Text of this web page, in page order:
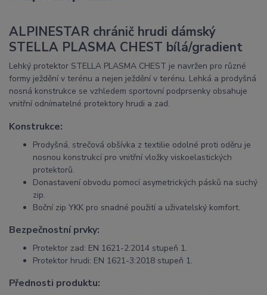
ALPINESTAR chránič hrudi dámský
STELLA PLASMA CHEST bílá/gradient
Lehký protektor STELLA PLASMA CHEST je navržen pro různé
formy ježdění v terénu a nejen ježdění v terénu. Lehká a prodyšná
nosná konstrukce se vzhledem sportovní podprsenky obsahuje
vnitřní odnímatelné protektory hrudi a zad.
Konstrukce:
Prodyšná, strečová obšívka z textilie odolné proti oděru je
nosnou konstrukcí pro vnitřní vložky viskoelastických
protektorů.
Donastavení obvodu pomocí asymetrických pásků na suchý
zip.
Boční zip YKK pro snadné použití a uživatelský komfort.
Bezpečnostní prvky:
Protektor zad: EN 1621-2:2014 stupeň 1.
Protektor hrudi: EN 1621-3:2018 stupeň 1.
Přednosti produktu: